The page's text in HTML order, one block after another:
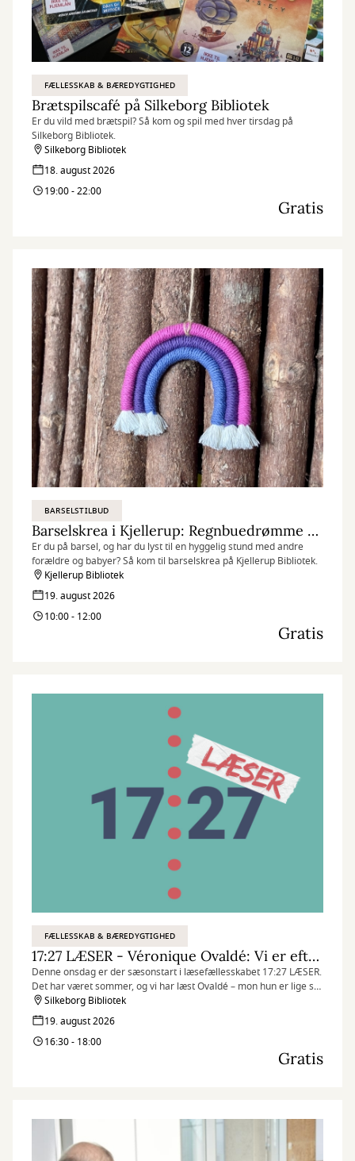
FÆLLESSKAB & BÆREDYGTIGHED
Brætspilscafé på Silkeborg Bibliotek
Er du vild med brætspil? Så kom og spil med hver tirsdag på
Silkeborg Bibliotek.
Silkeborg Bibliotek
18. august 2026
19:00 - 22:00
Gratis
BARSELSTILBUD
Barselskrea i Kjellerup: Regnbuedrømme til babyværelset
Er du på barsel, og har du lyst til en hyggelig stund med andre
forældre og babyer? Så kom til barselskrea på Kjellerup Bibliotek.
Kjellerup Bibliotek
19. august 2026
10:00 - 12:00
Gratis
FÆLLESSKAB & BÆREDYGTIGHED
17:27 LÆSER - Véronique Ovaldé: Vi er efterkommerne af de hekse, I ikke fik brændt
Denne onsdag er der sæsonstart i læsefællesskabet 17:27 LÆSER.
Det har været sommer, og vi har læst Ovaldé – mon hun er lige så
frydefuldt ramsaltet, som hun plejer?
Silkeborg Bibliotek
19. august 2026
16:30 - 18:00
Gratis